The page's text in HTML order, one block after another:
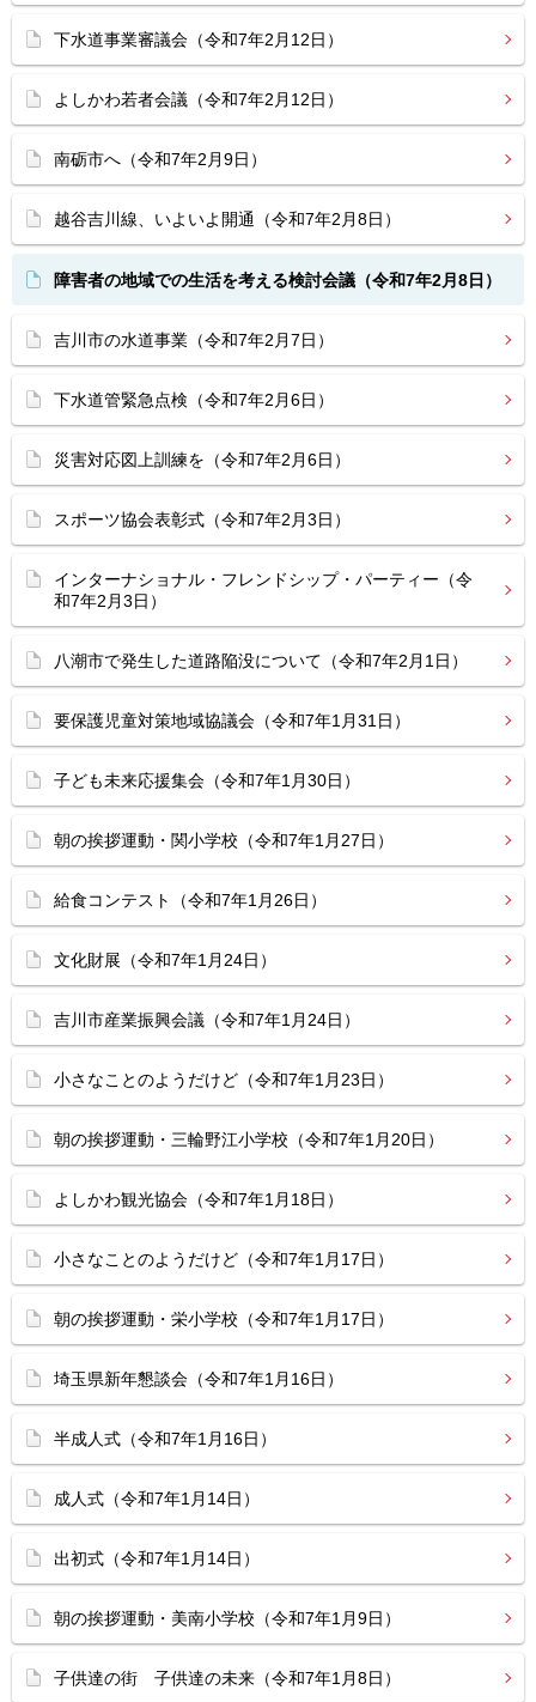
下水道事業審議会（令和7年2月12日）
よしかわ若者会議（令和7年2月12日）
南砺市へ（令和7年2月9日）
越谷吉川線、いよいよ開通（令和7年2月8日）
障害者の地域での生活を考える検討会議（令和7年2月8日）
吉川市の水道事業（令和7年2月7日）
下水道管緊急点検（令和7年2月6日）
災害対応図上訓練を（令和7年2月6日）
スポーツ協会表彰式（令和7年2月3日）
インターナショナル・フレンドシップ・パーティー（令
和7年2月3日）
八潮市で発生した道路陥没について（令和7年2月1日）
要保護児童対策地域協議会（令和7年1月31日）
子ども未来応援集会（令和7年1月30日）
朝の挨拶運動・関小学校（令和7年1月27日）
給食コンテスト（令和7年1月26日）
文化財展（令和7年1月24日）
吉川市産業振興会議（令和7年1月24日）
小さなことのようだけど（令和7年1月23日）
朝の挨拶運動・三輪野江小学校（令和7年1月20日）
よしかわ観光協会（令和7年1月18日）
小さなことのようだけど（令和7年1月17日）
朝の挨拶運動・栄小学校（令和7年1月17日）
埼玉県新年懇談会（令和7年1月16日）
半成人式（令和7年1月16日）
成人式（令和7年1月14日）
出初式（令和7年1月14日）
朝の挨拶運動・美南小学校（令和7年1月9日）
子供達の街 子供達の未来（令和7年1月8日）